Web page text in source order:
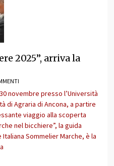
2025”, arriva la
novembre presso l’Università
di Agraria di Ancona, a partire
viaggio alla scoperta
nel bicchiere”, la guida
Sommelier Marche, è la